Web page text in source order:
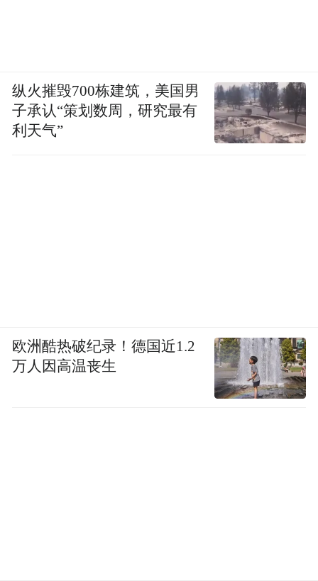
纵火摧毁700栋建筑，美国男
子承认“策划数周，研究最有
利天气”
欧洲酷热破纪录！德国近1.2
万人因高温丧生